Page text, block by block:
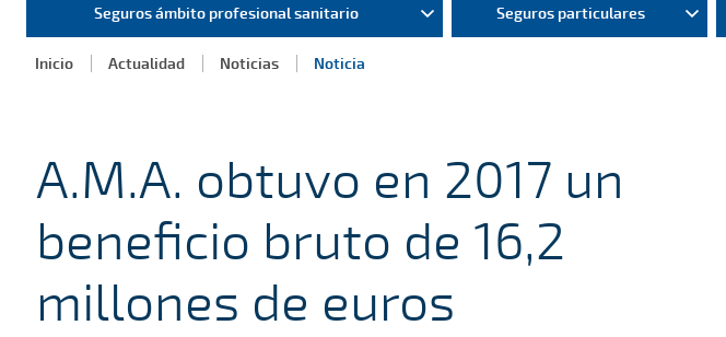
Seguros ámbito profesional sanitario Seguros particulares
Inicio Actualidad Noticias Noticia
A.M.A. obtuvo en 2017 un
beneficio bruto de 16,2
millones de euros